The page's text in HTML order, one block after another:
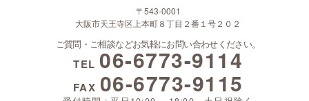
〒543-0001
大阪市天王寺区上本町８丁目２番１号２０２
ご質問・ご相談などお気軽にお問い合わせください。
TEL 06-6773-9114
FAX 06-6773-9115